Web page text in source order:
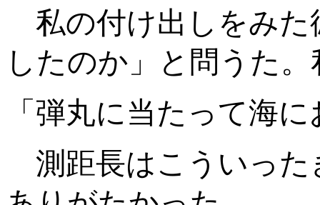
私の付け出しをみた
したのか」と問うた
「弾丸に当たって海
測距長はこういった